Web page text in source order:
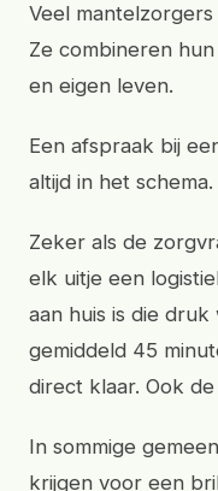
Veel
Ze combineren
en eigen leven.
Een afspraak bij
altijd in het schema.
Zeker als de
elk uitje een
aan huis is die
gemiddeld 45
direct klaar. Ook
In sommige
krijgen voor een